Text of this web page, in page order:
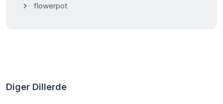
flowerpot
Diger Dillerde